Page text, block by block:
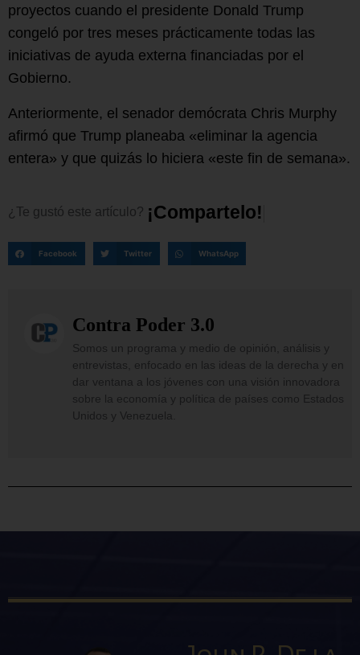
proyectos cuando el presidente Donald Trump
congeló por tres meses prácticamente todas las
iniciativas de ayuda externa financiadas por el
Gobierno.
Anteriormente, el senador demócrata Chris Murphy
afirmó que Trump planeaba «eliminar la agencia
entera» y que quizás lo hiciera «este fin de semana».
¿Te gustó este artículo? ¡Comparte o!
Facebook Twitter WhatsApp
Contra Poder 3.0
Somos un programa y medio de opinión, análisis y
entrevistas, enfocado en las ideas de la derecha y en
dar ventana a los jóvenes con una visión innovadora
sobre la economía y política de países como Estados
Unidos y Venezuela.